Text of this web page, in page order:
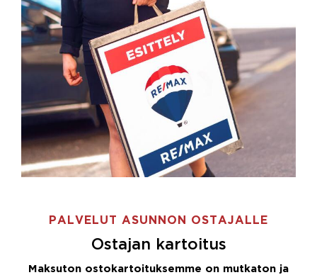
PALVELUT ASUNNON OSTAJALLE
Ostajan kartoitus
Maksuton ostokartoituksemme on mutkaton ja